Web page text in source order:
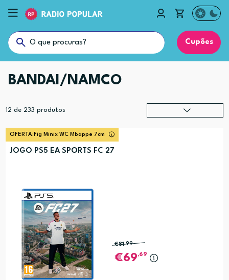
Cupões
BANDAI/NAMCO
12 de 233 produtos
OFERTA: Fig Minix WC Mbappe 7cm
JOGO PS5 EA SPORTS FC 27
€81,99
69,69